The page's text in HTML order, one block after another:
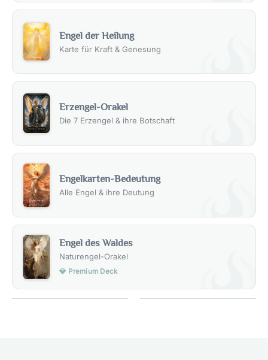
Engel der Heilung
Karte für Kraft & Genesung
Erzengel-Orakel
Die 7 Erzengel & ihre Botschaft
Engelkarten-Bedeutung
Alle Engel & ihre Deutung
Engel des Waldes
Naturengel-Orakel
💎 Premium Deck